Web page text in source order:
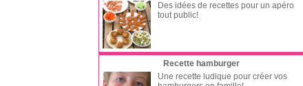
Des idées de recettes pour un apéro
tout public!
Recette hamburger
Une recette ludique pour créer vos